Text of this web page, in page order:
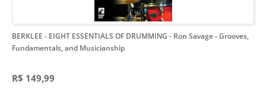
BERKLEE - EIGHT ESSENTIALS OF DRUMMING - Ron Savage- Grooves,
Fundamentals, and Musicianship
R$ 149,99